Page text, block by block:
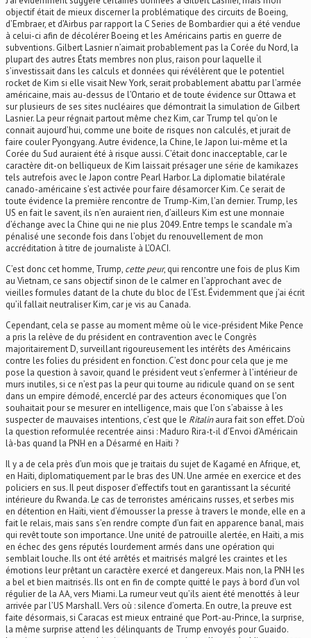
objectif était de mieux discerner la problématique des circuits de Boeing,
d’Embraer, et d’Airbus par rapport la C Series de Bombardier qui a été vendue
à celui-ci afin de décolérer Boeing et les Américains partis en guerre de
subventions. Gilbert Lasnier n’aimait probablement pas la Corée du Nord, la
plupart des autres États membres non plus, raison pour laquelle il
s’investissait dans les calculs et données qui révélèrent que le potentiel
rocket de Kim si elle visait New York, serait probablement abattu par l’armée
américaine, mais au-dessus de l’Ontario et de toute évidence sur Ottawa et
sur plusieurs de ses sites nucléaires que démontrait la simulation de Gilbert
Lasnier. La peur régnait partout même chez Kim, car Trump tel qu’on le
connait aujourd’hui, comme une boite de risques non calculés, et jurait de
faire couler Pyongyang. Autre évidence, la Chine, le Japon lui-même et la
Corée du Sud auraient été à risque aussi. C’était donc inacceptable, car le
caractère dit-on belliqueux de Kim laissait présager une série de kamikazes
tels autrefois avec le Japon contre Pearl Harbor. La diplomatie bilatérale
canado-américaine s’est activée pour faire désamorcer Kim. Ce serait de
toute évidence la première rencontre de Trump-Kim, l’an dernier. Trump, les
US en fait le savent, ils n’en auraient rien, d’ailleurs Kim est une monnaie
d’échange avec la Chine qui ne nie plus 2049. Entre temps le scandale m’a
pénalisé une seconde fois dans l’objet du renouvellement de mon
accréditation à titre de journaliste à L’OACI.
C’est donc cet homme, Trump, cette peur, qui rencontre une fois de plus Kim
au Vietnam, ce sans objectif sinon de le calmer en l’approchant avec de
vieilles formules datant de la chute du bloc de l’Est. Évidemment que j’ai écrit
qu’il fallait neutraliser Kim, car je vis au Canada.
Cependant, cela se passe au moment même où le vice-président Mike Pence
a pris la relève de du président en contravention avec le Congrès
majoritairement D, surveillant rigoureusement les intérêts des Américains
contre les folies du président en fonction. C’est donc pour cela que je me
pose la question à savoir, quand le président veut s’enfermer à l’intérieur de
murs inutiles, si ce n’est pas la peur qui tourne au ridicule quand on se sent
dans un empire démodé, encerclé par des acteurs économiques que l’on
souhaitait pour se mesurer en intelligence, mais que l’on s’abaisse à les
suspecter de mauvaises intentions, c’est que le Ritalinaura fait son effet. D’où
la question reformulée recentrée ainsi : Maduro Rira-t-il d’Envoi d’Américain
là-bas quand la PNH en a Désarmé en Haïti ?
Il y a de cela près d’un mois que je traitais du sujet de Kagamé en Afrique, et,
en Haïti, diplomatiquement par le bras des UN. Une armée en exercice et des
policiers en sus. Il peut disposer d’effectifs tout en garantissant la sécurité
intérieure du Rwanda. Le cas de terroristes américains russes, et serbes mis
en détention en Haïti, vient d’émousser la presse à travers le monde, elle en a
fait le relais, mais sans s’en rendre compte d’un fait en apparence banal, mais
qui revêt toute son importance. Une unité de patrouille alertée, en Haïti, a mis
en échec des gens réputés lourdement armés dans une opération qui
semblait louche. Ils ont été arrêtés et maitrisés malgré les craintes et les
émotions leur prêtant un caractère exercé et dangereux. Mais non, la PNH les
a bel et bien maitrisés. Ils ont en fin de compte quitté le pays à bord d’un vol
régulier de la AA, vers Miami. La rumeur veut qu’ils aient été menottés à leur
arrivée par l’US Marshall. Vers où : silence d’omerta. En outre, la preuve est
faite désormais, si Caracas est mieux entrainé que Port-au-Prince, la surprise,
la même surprise attend les délinquants de Trump envoyés pour Guaido.